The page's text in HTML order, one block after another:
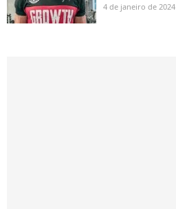
4 de janeiro de 2024